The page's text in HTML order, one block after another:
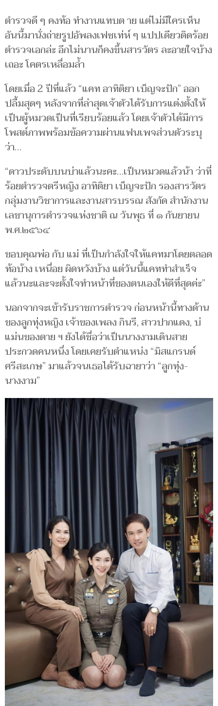
ตำรวจดี ๆ คงท้อ ทำงานแทบต าย แต่ไม่มีใครเห็น
อันนี้มานั่งถ่ายรูปอัพลงเฟซเท่ห์ ๆ แปปเดียวติดร้อย
ตำรวจเอกล่ะ อีกไม่นานก็คงขึ้นสารวัตร ละอายใจบ้าง
เถอะ โคตรเหลื่อมล้ำ
โดยเมื่อ 2 ปีที่แล้ว “แคท อาทิติยา เบ็ญจะปัก” ออก
ปลื้มสุดๆ หลังจากที่ล่าสุดเจ้าตัวได้รับการแต่งตั้งให้
เป็นผู้หมวดเป็นที่เรียบร้อยแล้ว โดยเจ้าตัวได้มีการ
โพสต์ภาพพร้อมข้อความผ่านแฟนเพจส่วนตัวระบุ
ว่า…
“ดาวประดับบนบ่าแล้วนะคะ…เป็นหมวดแล้วน้า ว่าที่
ร้อยตำรวจตรีหญิง อาทิติยา เบ็ญจะปัก รองสารวัตร
กลุ่มงานวิชาการและงานสารบรรณ สังกัด สำนักงาน
เลขานุการตำรวจแห่งชาติ ณ วันพุธ ที่ ๑ กันยายน
พ.ศ.๒๕๖๔
ขอบคุณพ่อ กับ แม่ ที่เป็นกำลังใจให้แคทมาโดยตลอด
ท้อบ้าง เหนื่อย ผิดหวังบ้าง แต่วันนี้แคททำสำเร็จ
แล้วนะและจะตั้งใจทำหน้าที่ของตนเองให้ดีที่สุดค่ะ”
นอกจากจะเข้ารับราชการตำรวจ ก่อนหน้านี้ทางด้าน
ของลูกทุ่งหญิง เจ้าของเพลง กินรี, สาวปากแดง, บ่
แม่นของตาย ฯ ยังได้ชื่อว่าเป็นนางงามเดินสาย
ประกวดคนหนึ่ง โดยเคยรับตำแหน่ง “มิสแกรนด์
ศรีสะเกษ” มาแล้วจนเธอได้รับฉายาว่า “ลูกทุ่ง-
นางงาม”